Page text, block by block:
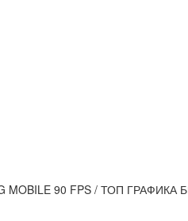
MOBILE 90 FPS / ТОП